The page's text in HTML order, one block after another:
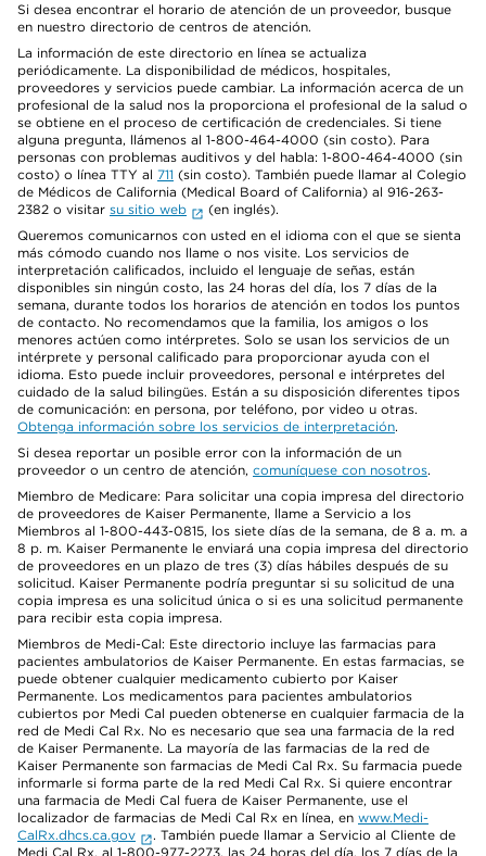
Si desea encontrar el horario de atención de un proveedor, busque
en nuestro directorio de centros de atención.
La información de este directorio en línea se actualiza
periódicamente. La disponibilidad de médicos, hospitales,
proveedores y servicios puede cambiar. La información acerca de un
profesional de la salud nos la proporciona el profesional de la salud o
se obtiene en el proceso de certificación de credenciales. Si tiene
alguna pregunta, llámenos al 1-800-464-4000 (sin costo). Para
personas con problemas auditivos y del habla: 1-800-464-4000 (sin
costo) o línea TTY al 711 (sin costo). También puede llamar al Colegio
de Médicos de California (Medical Board of California) al 916-263-
2382 o visitar su sitio web
(en inglés).
Queremos comunicarnos con usted en el idioma con el que se sienta
más cómodo cuando nos llame o nos visite. Los servicios de
interpretación calificados, incluido el lenguaje de señas, están
disponibles sin ningún costo, las 24 horas del día, los 7 días de la
semana, durante todos los horarios de atención en todos los puntos
de contacto. No recomendamos que la familia, los amigos o los
menores actúen como intérpretes. Solo se usan los servicios de un
intérprete y personal calificado para proporcionar ayuda con el
idioma. Esto puede incluir proveedores, personal e intérpretes del
cuidado de la salud bilingües. Están a su disposición diferentes tipos
de comunicación: en persona, por teléfono, por video u otras.
Obtenga información sobre los servicios de interpretación.
Si desea reportar un posible error con la información de un
proveedor o un centro de atención, comuníquese con nosotros.
Miembro de Medicare: Para solicitar una copia impresa del directorio
de proveedores de Kaiser Permanente, llame a Servicio a los
Miembros al 1-800-443-0815, los siete días de la semana, de 8 a. m. a
8 p. m. Kaiser Permanente le enviará una copia impresa del directorio
de proveedores en un plazo de tres (3) días hábiles después de su
solicitud. Kaiser Permanente podría preguntar si su solicitud de una
copia impresa es una solicitud única o si es una solicitud permanente
para recibir esta copia impresa.
Miembros de Medi-Cal: Este directorio incluye las farmacias para
pacientes ambulatorios de Kaiser Permanente. En estas farmacias, se
puede obtener cualquier medicamento cubierto por Kaiser
Permanente. Los medicamentos para pacientes ambulatorios
cubiertos por Medi Cal pueden obtenerse en cualquier farmacia de la
red de Medi Cal Rx. No es necesario que sea una farmacia de la red
de Kaiser Permanente. La mayoría de las farmacias de la red de
Kaiser Permanente son farmacias de Medi Cal Rx. Su farmacia puede
informarle si forma parte de la red Medi Cal Rx. Si quiere encontrar
una farmacia de Medi Cal fuera de Kaiser Permanente, use el
localizador de farmacias de Medi Cal Rx en línea, en www.Medi-
CalRx.dhcs.ca.gov
. También puede llamar a Servicio al Cliente de
Medi Cal Rx, al 1-800-977-2273, las 24 horas del día, los 7 días de la